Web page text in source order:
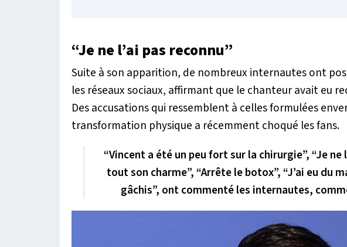
“Je ne l’ai pas reconnu”
Suite à son apparition, de nombreux internautes ont
les réseaux sociaux, affirmant que le chanteur avait eu
Des accusations qui ressemblent à celles formulées
transformation physique a récemment choqué les fans.
“Vincent a été un peu fort sur la chirurgie”, “Je ne
tout son charme”, “Arrête le botox”, “J’ai eu du
gâchis”, ont commenté les internautes,